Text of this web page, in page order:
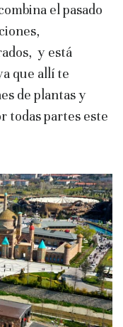
el pasado
y está
que allí te
de plantas y
todas partes este